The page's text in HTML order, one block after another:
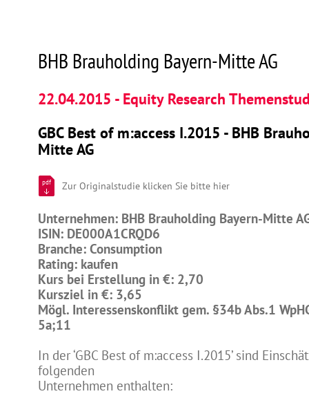
BHB Brauholding Bayern-Mitte AG
22.04.2015 - Equity Research
GBC Best of m:access I.2015 - BHB
Mitte AG
pdf Zur Originalstudie klicken Sie bitte hier
Unternehmen: BHB Brauholding Bayern-Mitte
ISIN: DE000A1CRQD6
Branche: Consumption
Rating: kaufen
Kurs bei Erstellung in €: 2,70
Kursziel in €: 3,65
Mögl. Interessenskonflikt gem. §34b Abs.1
5a;11
In der ‘GBC Best of m:access I.2015’ sind
folgenden
Unternehmen enthalten: